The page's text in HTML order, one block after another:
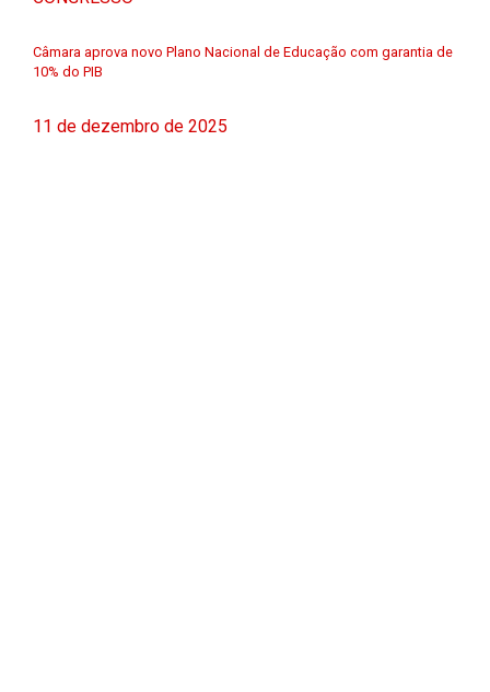
Câmara aprova novo Plano Nacional de Educação com garantia de
10% do PIB
11 de dezembro de 2025